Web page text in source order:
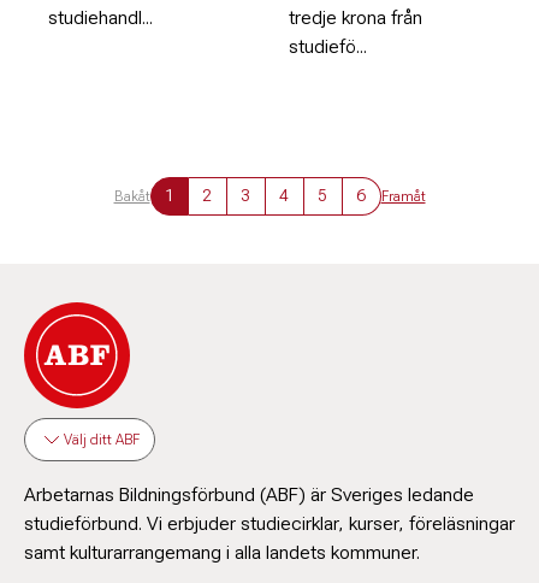
studiehandl...
tredje krona från
studiefö...
Bakåt 1 2 3 4 5 6 Framåt
Välj ditt ABF
Arbetarnas Bildningsförbund (ABF) är Sveriges ledande
studieförbund. Vi erbjuder studiecirklar, kurser, föreläsningar
samt kulturarrangemang i alla landets kommuner.